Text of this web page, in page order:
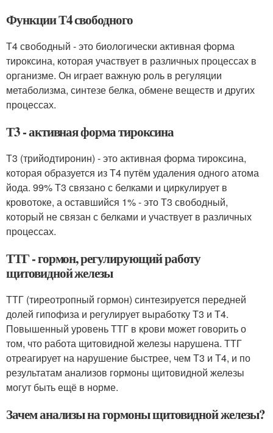
Функции Т4 свободного
Т4 свободный - это биологически активная форма
тироксина, которая участвует в различных процессах в
организме. Он играет важную роль в регуляции
метаболизма, синтезе белка, обмене веществ и других
процессах.
Т3 - активная форма тироксина
Т3 (трийодтиронин) - это активная форма тироксина,
которая образуется из Т4 путём удаления одного атома
йода. 99% Т3 связано с белками и циркулирует в
кровотоке, а оставшийся 1% - это Т3 свободный,
который не связан с белками и участвует в различных
процессах.
ТТГ - гормон, регулирующий работу
щитовидной железы
ТТГ (тиреотропный гормон) синтезируется передней
долей гипофиза и регулирует выработку Т3 и Т4.
Повышенный уровень ТТГ в крови может говорить о
том, что работа щитовидной железы нарушена. ТТГ
отреагирует на нарушение быстрее, чем Т3 и Т4, и по
результатам анализов гормоны щитовидной железы
могут быть ещё в норме.
Зачем анализы на гормоны щитовидной железы?